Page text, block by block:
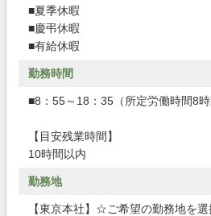
■夏季休暇
■慶弔休暇
■有給休暇
勤務時間
■8：55～18：35（所定労働時間8
【目安残業時間】
10時間以内
勤務地
【東京本社】☆ご希望の勤務地を